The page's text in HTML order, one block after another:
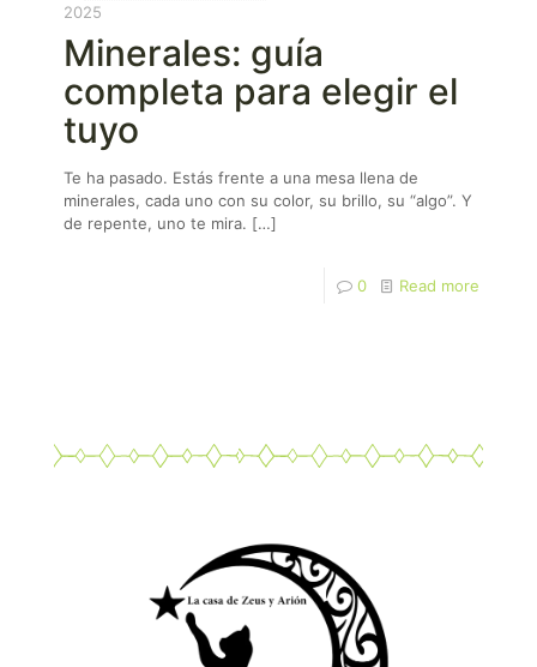
2025
Minerales: guía
completa para elegir el
tuyo
Te ha pasado. Estás frente a una mesa llena de
minerales, cada uno con su color, su brillo, su “algo”. Y
de repente, uno te mira. […]
0 Read more